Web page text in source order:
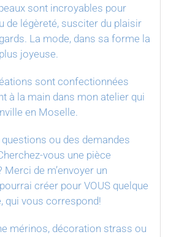
sont incroyables pour
de légèreté, susciter du plaisir
La mode, dans sa forme la
joyeuse.⁠
sont confectionnées
à la main dans mon atelier qui
en Moselle.
ou des demandes
vous une pièce
de m’envoyer un
créer pour VOUS quelque
qui vous correspond!
mérinos, décoration strass ou